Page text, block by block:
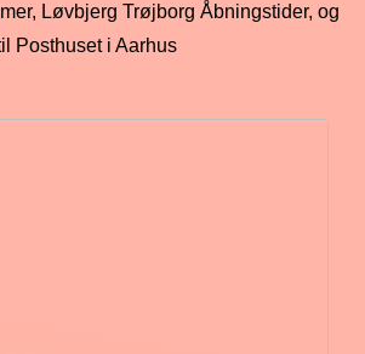
Løvbjerg Trøjborg Åbningstider, og
Posthuset i Aarhus